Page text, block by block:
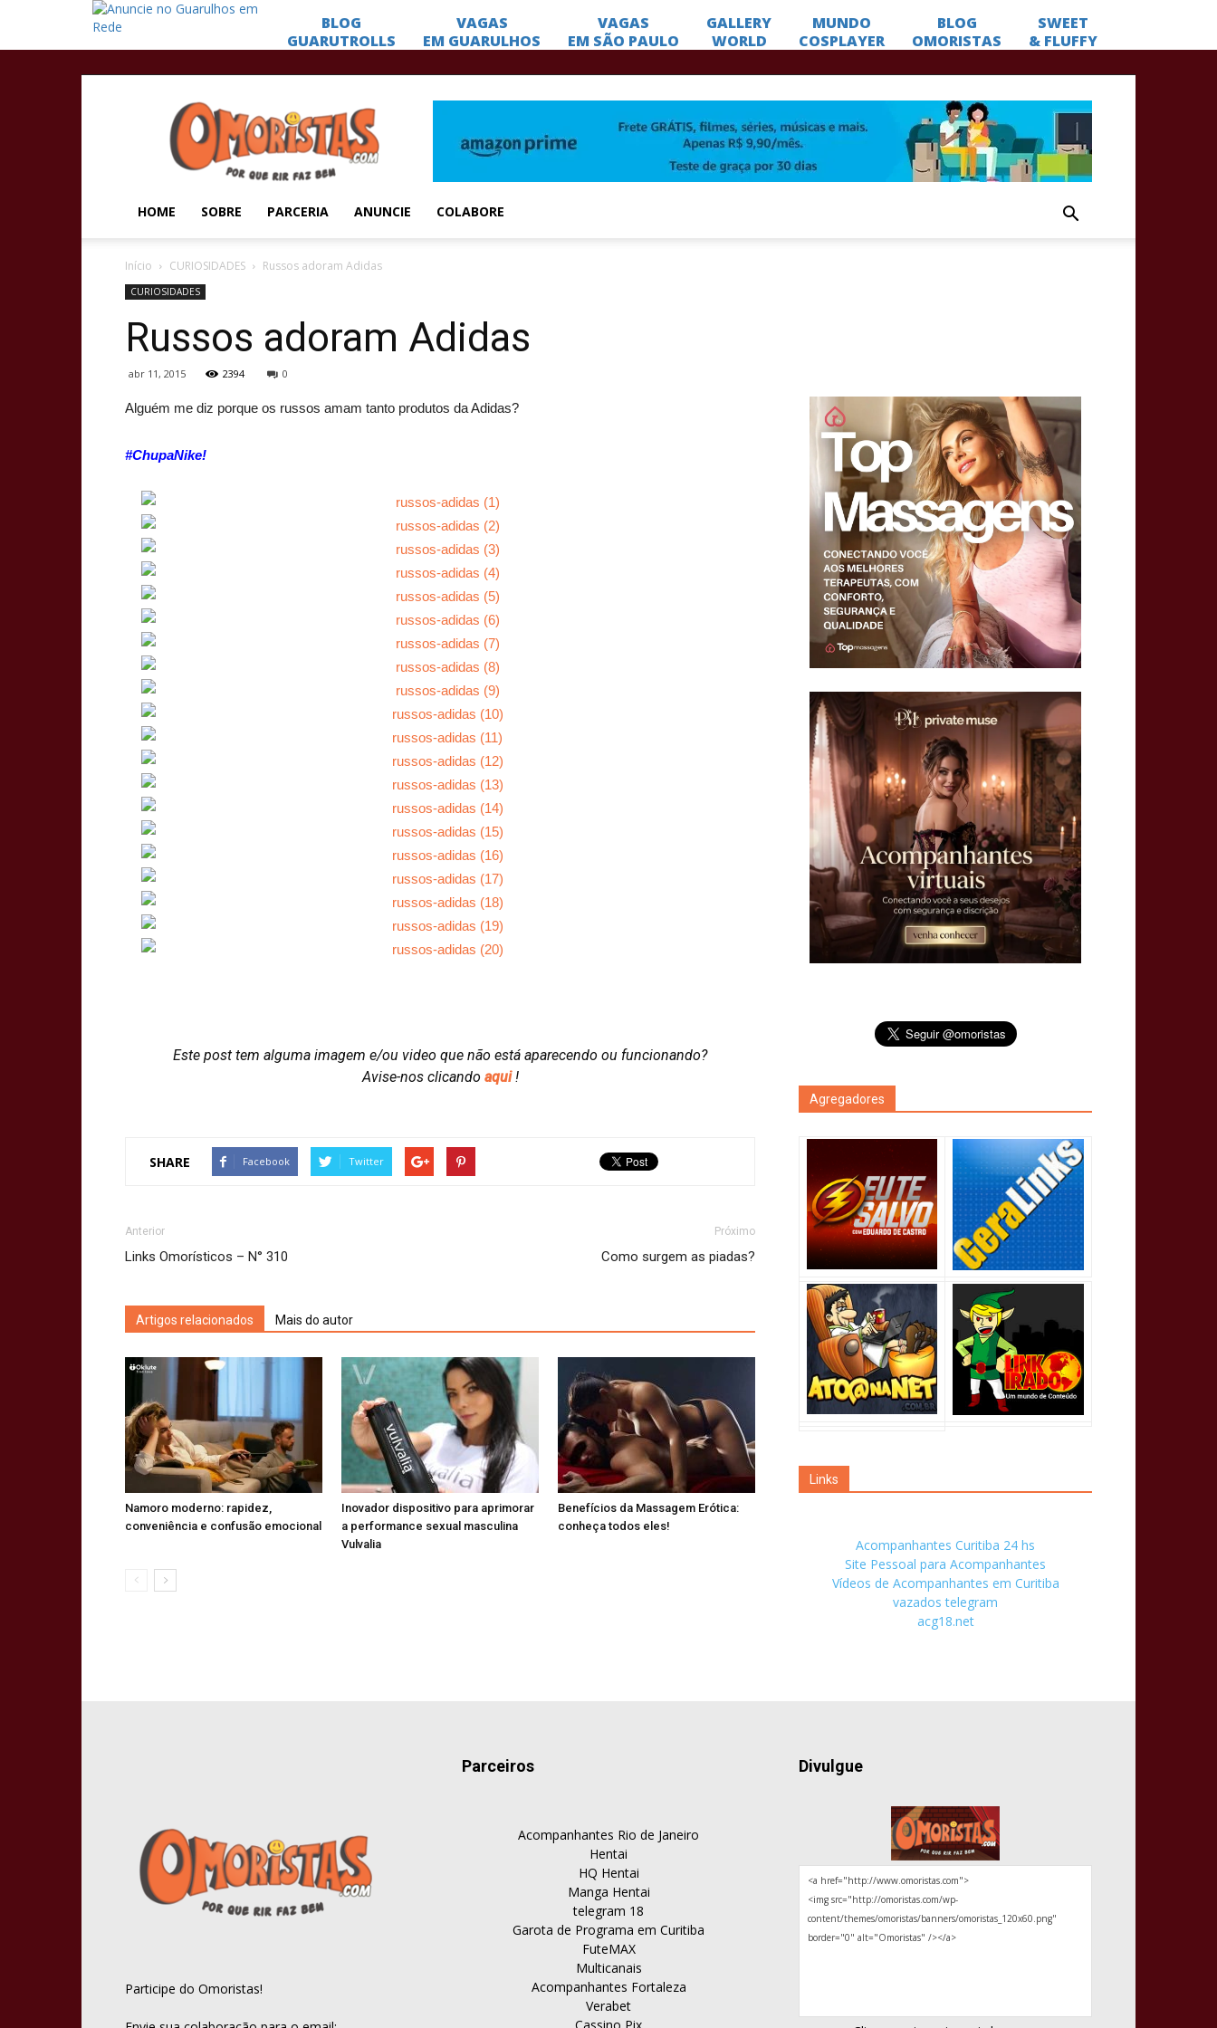
Omoristas
HOME SOBRE PARCERIA ANUNCIE COLABORE
Início CURIOSIDADES Russos adoram Adidas
CURIOSIDADES
Russos adoram Adidas
abr 11, 2015 2394 0
Alguém me diz porque os russos amam tanto produtos da Adidas?
#ChupaNike!
Este post tem alguma imagem e/ou video que não está aparecendo ou funcionando?
Avise-nos clicando aqui!
SHARE Facebook Twitter
Anterior
Links Omorísticos – N° 310
Próximo
Como surgem as piadas?
Artigos relacionados Mais do autor
Namoro moderno: rapidez,
conveniência e confusão emocional
Inovador dispositivo para aprimorar
a performance sexual masculina
Vulvalia
Benefícios da Massagem Erótica:
conheça todos eles!
Agregadores
Links
Acompanhantes Curitiba 24 hs
Site Pessoal para Acompanhantes
Vídeos de Acompanhantes em Curitiba
vazados telegram
acg18.net
Participe do Omoristas!
Parceiros
Acompanhantes Rio de Janeiro
Hentai
HQ Hentai
Manga Hentai
telegram 18
Garota de Programa em Curitiba
FuteMAX
Multicanais
Acompanhantes Fortaleza
Verabet
Divulgue